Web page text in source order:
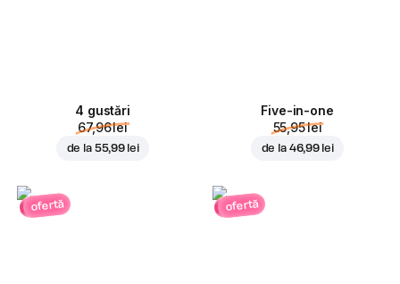
4 gustări
67,96 lei
de la 55,99 lei
Five-in-one
55,95 lei
de la 46,99 lei
ofertă ofertă